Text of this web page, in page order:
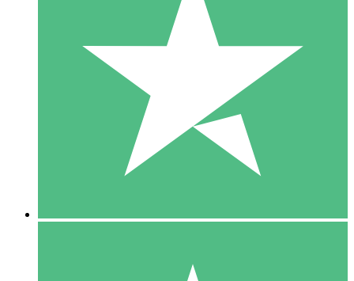
Individuele Creditpakketten
Betaal per gebruik met downloadtegoeden. Geen maandelijkse
1000
10 Downloaden